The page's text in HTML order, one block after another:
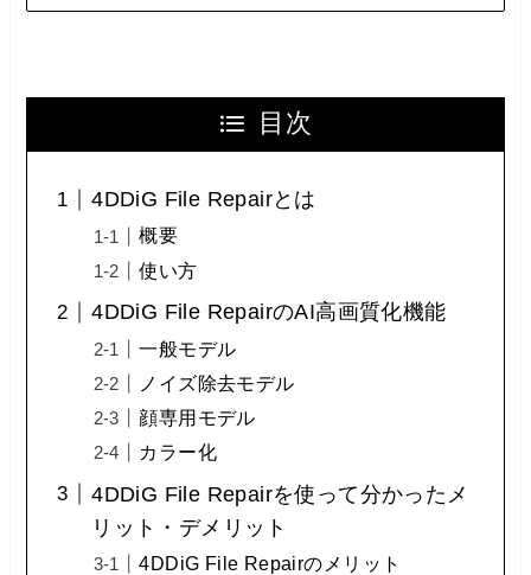
目次
4DDiG File Repairとは
概要
使い方
4DDiG File RepairのAI高画質化機能
一般モデル
ノイズ除去モデル
顔専用モデル
カラー化
4DDiG File Repairを使って分かったメ
リット・デメリット
4DDiG File Repairのメリット